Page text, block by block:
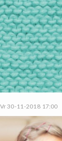
30-11-2018 17:00